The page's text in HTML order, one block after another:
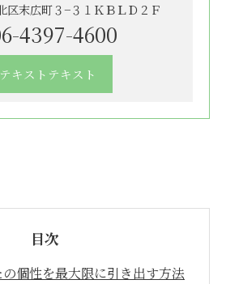
区末広町３−３１ＫＢＬＤ２Ｆ
4397-4600
テキストテキスト
目次
個性を最大限に引き出す方法